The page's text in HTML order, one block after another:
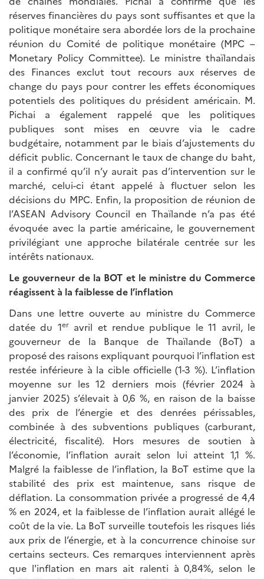
réserves financières du pays sont suffisantes et que la
politique monétaire sera abordée lors de la prochaine
réunion du Comité de politique monétaire (MPC –
Monetary Policy Committee). Le ministre thaïlandais
des Finances exclut tout recours aux réserves de
change du pays pour contrer les effets économiques
potentiels des politiques du président américain. M.
Pichai a également rappelé que les politiques
publiques sont mises en œuvre via le cadre
budgétaire, notamment par le biais d’ajustements du
déficit public. Concernant le taux de change du baht,
il a confirmé qu’il n’y aurait pas d’intervention sur le
marché, celui-ci étant appelé à fluctuer selon les
décisions du MPC. Enfin, la proposition de réunion de
l’ASEAN Advisory Council en Thaïlande n’a pas été
évoquée avec la partie américaine, le gouvernement
privilégiant une approche bilatérale centrée sur les
intérêts nationaux.
Le gouverneur de la BOT et le ministre du Commerce
réagissent à la faiblesse de l’inflation
Dans une lettre ouverte au ministre du Commerce
datée du 1eravril et rendue publique le 11 avril, le
gouverneur de la Banque de Thaïlande (BoT) a
proposé des raisons expliquant pourquoi l’inflation est
restée inférieure à la cible officielle (1-3 %). L’inflation
moyenne sur les 12 derniers mois (février 2024 à
janvier 2025) s’élevait à 0,6 %, en raison de la baisse
des prix de l’énergie et des denrées périssables,
combinée à des subventions publiques (carburant,
électricité, fiscalité). Hors mesures de soutien à
l’économie, l’inflation aurait selon lui atteint 1,1 %.
Malgré la faiblesse de l’inflation, la BoT estime que la
stabilité des prix est maintenue, sans risque de
déflation. La consommation privée a progressé de 4,4
% en 2024, et la faiblesse de l’inflation aurait allégé le
coût de la vie. La BoT surveille toutefois les risques liés
aux prix de l’énergie, et à la concurrence chinoise sur
certains secteurs. Ces remarques interviennent après
que l'inflation en mars ait ralenti à 0,84%, selon le